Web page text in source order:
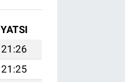
YATSI
21:26
21:25